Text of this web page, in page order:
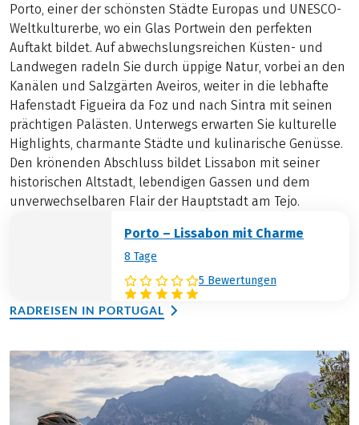
Porto, einer der schönsten Städte Europas und UNESCO-
Weltkulturerbe, wo ein Glas Portwein den perfekten
Auftakt bildet. Auf abwechslungsreichen Küsten- und
Landwegen radeln Sie durch üppige Natur, vorbei an den
Kanälen und Salzgärten Aveiros, weiter in die lebhafte
Hafenstadt Figueira da Foz und nach Sintra mit seinen
prächtigen Palästen. Unterwegs erwarten Sie kulturelle
Highlights, charmante Städte und kulinarische Genüsse.
Den krönenden Abschluss bildet Lissabon mit seiner
historischen Altstadt, lebendigen Gassen und dem
unverwechselbaren Flair der Hauptstadt am Tejo.
Porto – Lissabon mit Charme
8 Tage
5 Bewertungen
RADREISEN IN PORTUGAL